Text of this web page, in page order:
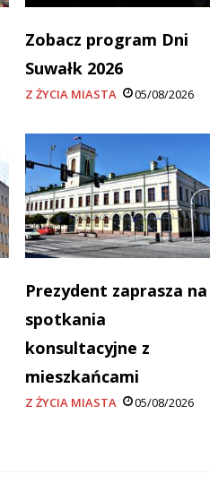
Zobacz program Dni
Suwałk 2026
Z ŻYCIA MIASTA 05/08/2026
Prezydent zaprasza na
spotkania
konsultacyjne z
mieszkańcami
Z ŻYCIA MIASTA 05/08/2026